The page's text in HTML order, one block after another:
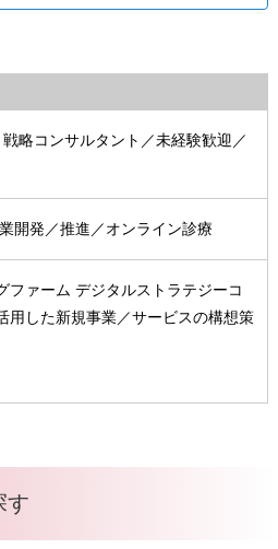
略コンサルタント／未経験歓迎／
開発／推進／オンライン診療
ファーム デジタルストラテジーコ
用した新規事業／サービスの構想策
す